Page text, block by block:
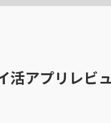
活アプリレビ